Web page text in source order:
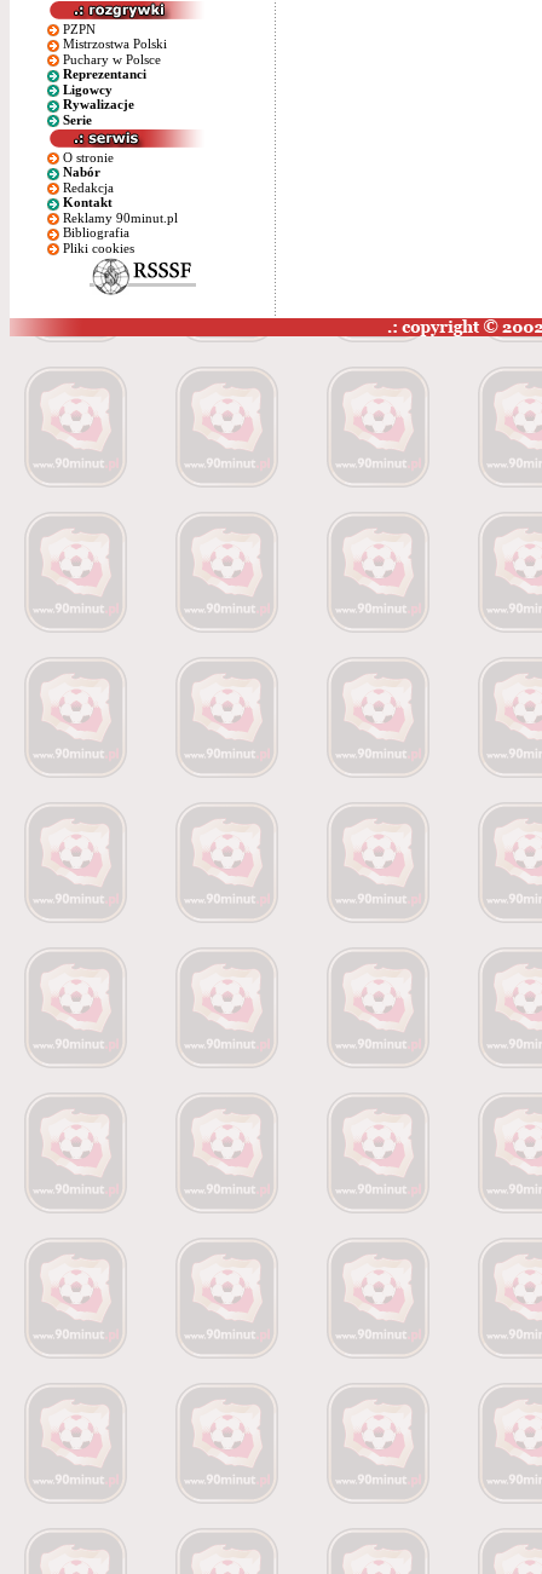
PZPN
Mistrzostwa Polski
Puchary w Polsce
Reprezentanci
Ligowcy
Rywalizacje
Serie
O stronie
Nabór
Redakcja
Kontakt
Reklamy 90minut.pl
Bibliografia
Pliki cookies